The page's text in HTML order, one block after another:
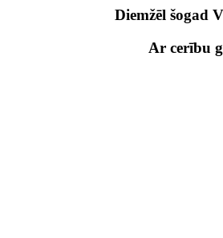
Diemžēl šogad
Ar cerību